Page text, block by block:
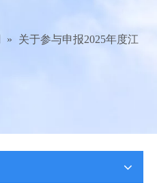
»
关于参与申报2025年度江